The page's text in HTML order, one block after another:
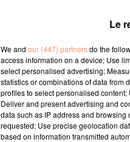
Le
We and our (447) partnersdo the
access information on a device; Use
select personalised advertising;
statistics or combinations of data from
profiles to select personalised
Deliver and present advertising and
data such as IP address and
requested; Use precise geolocation
based on information transmitted